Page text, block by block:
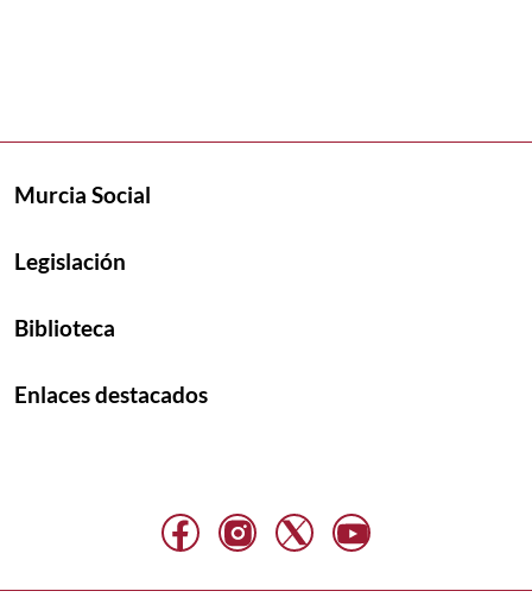
Murcia Social
Legislación
Biblioteca
Enlaces destacados